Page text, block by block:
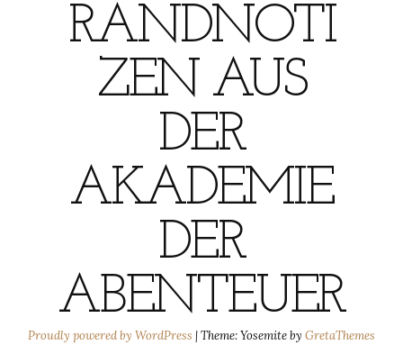
RANDNOTI
ZEN AUS
DER
AKADEMIE
DER
ABENTEUER
Proudly powered by WordPress |Theme: Yosemite by GretaThemes